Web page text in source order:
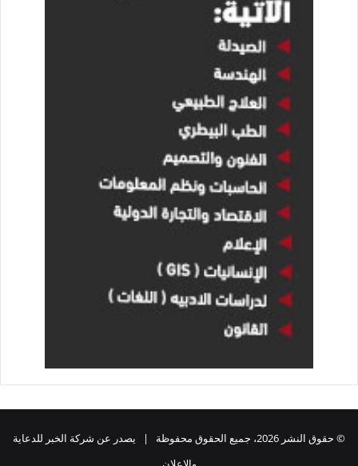
© حقوق النشر 2026، جميع الحقوق محفوظة | يصدر عن شركة الخبر للدعاية